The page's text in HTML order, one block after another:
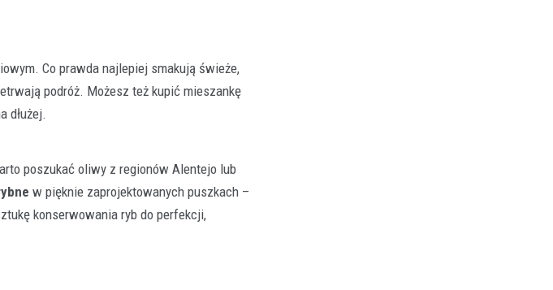
Co prawda najlepiej smakują świeże,
podróż. Możesz też kupić mieszankę
dłużej.
poszukać oliwy z regionów Alentejo lub
w pięknie zaprojektowanych puszkach –
konserwowania ryb do perfekcji,